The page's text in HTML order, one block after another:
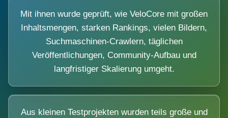
Mit ihnen wurde geprüft, wie VeloCore mit großen
Inhaltsmengen, starken Rankings, vielen Bildern,
Suchmaschinen-Crawlern, täglichen
Veröffentlichungen, Community-Aufbau und
langfristiger Skalierung umgeht.
Aus kleinen Testprojekten wurden teils große und